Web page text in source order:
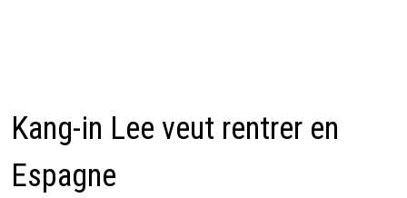
Kang-in Lee veut rentrer en
Espagne